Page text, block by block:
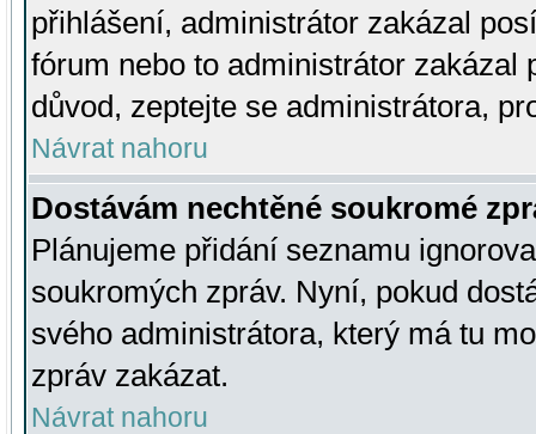
přihlášení, administrátor zakázal
fórum nebo to administrátor zakázal
důvod, zeptejte se administrátora,
Návrat nahoru
Dostávám nechtěné soukromé
Plánujeme přidání seznamu
soukromých zpráv. Nyní, pokud
svého administrátora, který má tu
zpráv zakázat.
Návrat nahoru